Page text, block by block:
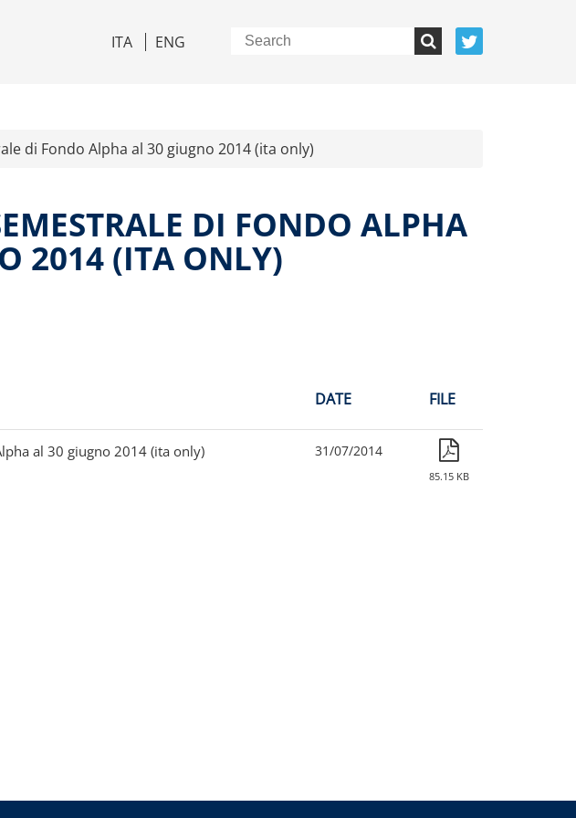
ITA ENG
di Fondo Alpha al 30 giugno 2014 (ita only)
DI FONDO ALPHA
2014 (ITA ONLY)
DATE FILE
al 30 giugno 2014 (ita only) 31/07/2014
85.15 KB